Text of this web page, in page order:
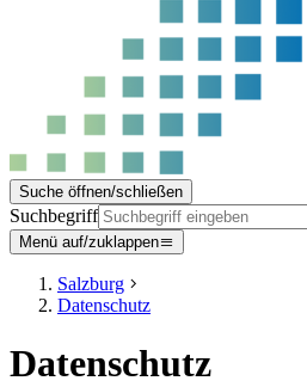
Suche öffnen/schließen
Suchbegriff
Menü auf/zuklappen
Salzburg
Datenschutz
Datenschutz